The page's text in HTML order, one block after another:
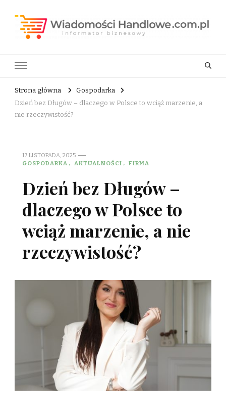
Strona główna
Gospodarka
Dzień bez Długów – dlaczego w Polsce to wciąż marzenie, a
nie rzeczywistość?
17 LISTOPADA, 2025
GOSPODARKA
AKTUALNOŚCI FIRMA
Dzień bez Długów –
dlaczego w Polsce to
wciąż marzenie, a nie
rzeczywistość?